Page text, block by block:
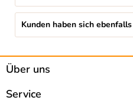
Kunden haben sich
Über uns
Service